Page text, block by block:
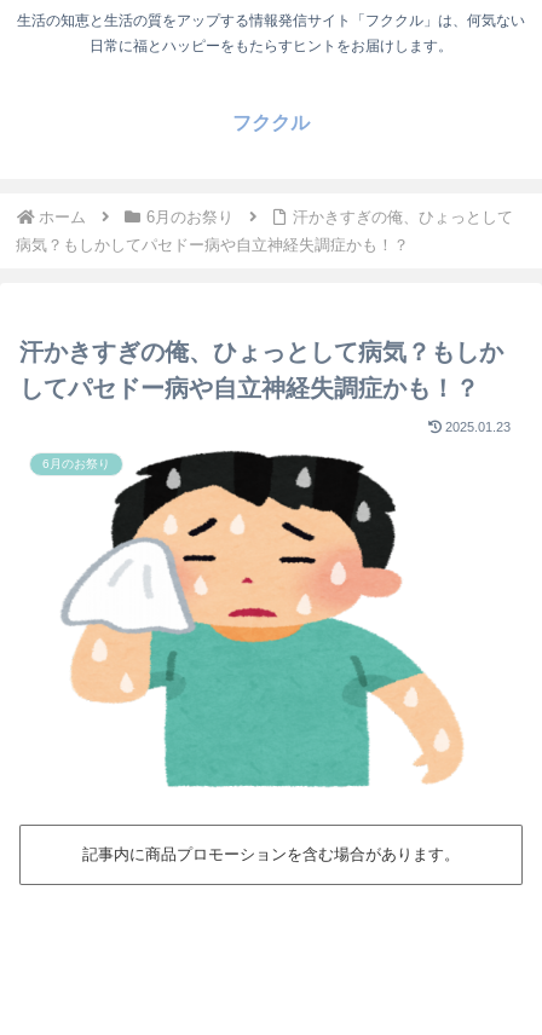
生活の知恵と生活の質をアップする情報発信サイト「フククル」は、何気ない
日常に福とハッピーをもたらすヒントをお届けします。
フククル
ホーム 6月のお祭り
汗かきすぎの俺、ひょっとして
病気？もしかしてパセドー病や自立神経失調症かも！？
汗かきすぎの俺、ひょっとして病気？もしか
してパセドー病や自立神経失調症かも！？
2025.01.23
6月のお祭り
記事内に商品プロモーションを含む場合があります。